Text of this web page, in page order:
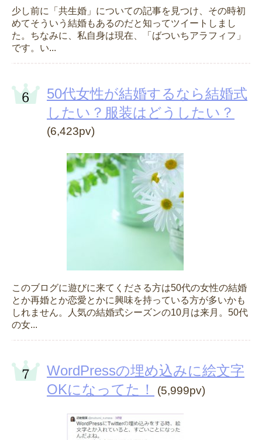
少し前に「共生婚」についての記事を見つけ、その時初
めてそういう結婚もあるのだと知ってツイートしまし
た。ちなみに、私自身は現在、「ばついちアラフィフ」
です。い...
50代女性が結婚するなら結婚式
したい？服装はどうしたい？
(6,423pv)
このブログに遊びに来てくださる方は50代の女性の結婚
とか再婚とか恋愛とかに興味を持っている方が多いかも
しれません。人気の結婚式シーズンの10月は来月。50代
の女...
WordPressの埋め込みに絵文字
OKになってた！
(5,999pv)